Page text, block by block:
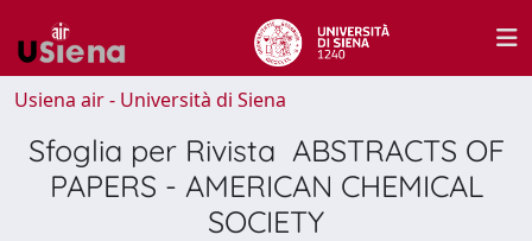
Usiena air - Università di Siena
Sfoglia per Rivista ABSTRACTS OF
PAPERS - AMERICAN CHEMICAL
SOCIETY